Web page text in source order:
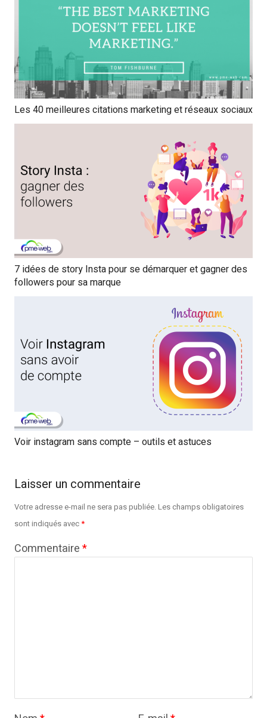
Les 40 meilleures citations marketing et réseaux sociaux
7 idées de story Insta pour se démarquer et gagner des
followers pour sa marque
Voir instagram sans compte – outils et astuces
Laisser un commentaire
Votre adresse e-mail ne sera pas publiée.Les champs obligatoires
sont indiqués avec*
Commentaire*